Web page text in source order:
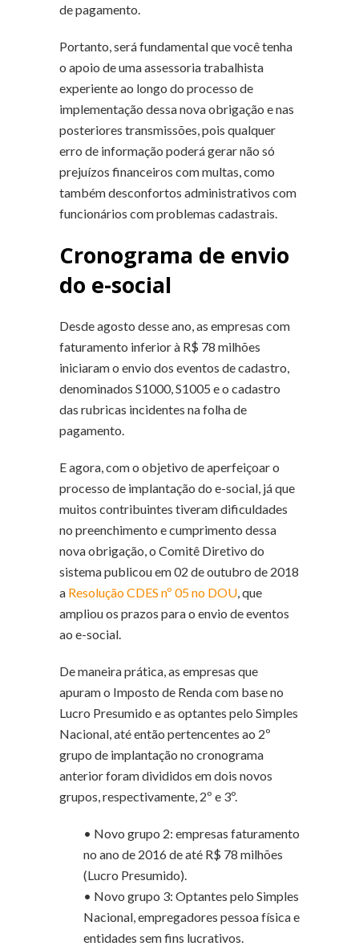
de pagamento.
Portanto, será fundamental que você tenha
o apoio de uma assessoria trabalhista
experiente ao longo do processo de
implementação dessa nova obrigação e nas
posteriores transmissões, pois qualquer
erro de informação poderá gerar não só
prejuízos financeiros com multas, como
também desconfortos administrativos com
funcionários com problemas cadastrais.
Cronograma de envio
do e-social
Desde agosto desse ano, as empresas com
faturamento inferior à R$ 78 milhões
iniciaram o envio dos eventos de cadastro,
denominados S1000, S1005 e o cadastro
das rubricas incidentes na folha de
pagamento.
E agora, com o objetivo de aperfeiçoar o
processo de implantação do e-social, já que
muitos contribuintes tiveram dificuldades
no preenchimento e cumprimento dessa
nova obrigação, o Comitê Diretivo do
sistema publicou em 02 de outubro de 2018
a Resolução CDES nº 05 no DOU , que
ampliou os prazos para o envio de eventos
ao e-social.
De maneira prática, as empresas que
apuram o Imposto de Renda com base no
Lucro Presumido e as optantes pelo Simples
Nacional, até então pertencentes ao 2º
grupo de implantação no cronograma
anterior foram divididos em dois novos
grupos, respectivamente, 2º e 3º.
• Novo grupo 2: empresas faturamento
no ano de 2016 de até R$ 78 milhões
(Lucro Presumido).
• Novo grupo 3: Optantes pelo Simples
Nacional, empregadores pessoa física e
entidades sem fins lucrativos.